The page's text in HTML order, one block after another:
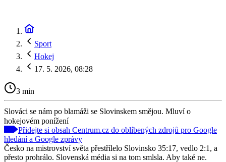
Sport
Hokej
17. 5. 2026, 08:28
3 min
Slováci se nám po blamáži se Slovinskem smějou. Mluví o
hokejovém ponížení
Přidejte si obsah Centrum.cz do oblíbených zdrojů pro Google
hledání a Google zprávy
Česko na mistrovství světa přestřílelo Slovinsko 35:17, vedlo 2:1, a
přesto prohrálo. Slovenská média si na tom smlsla. Aby také ne.